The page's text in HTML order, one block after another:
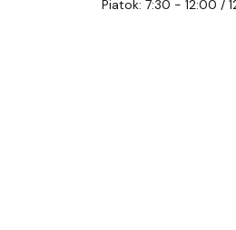
Piatok: 7:30 - 12:00 /